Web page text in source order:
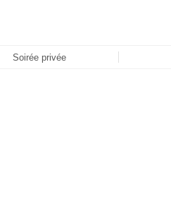
Soirée privée